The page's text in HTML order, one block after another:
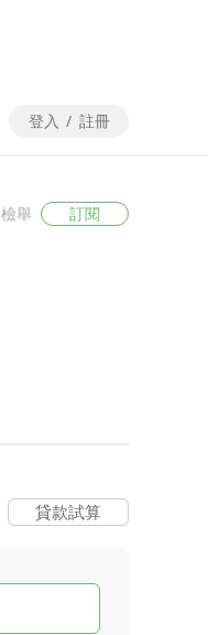
登入 / 註冊
檢舉 訂閱
貸款試算